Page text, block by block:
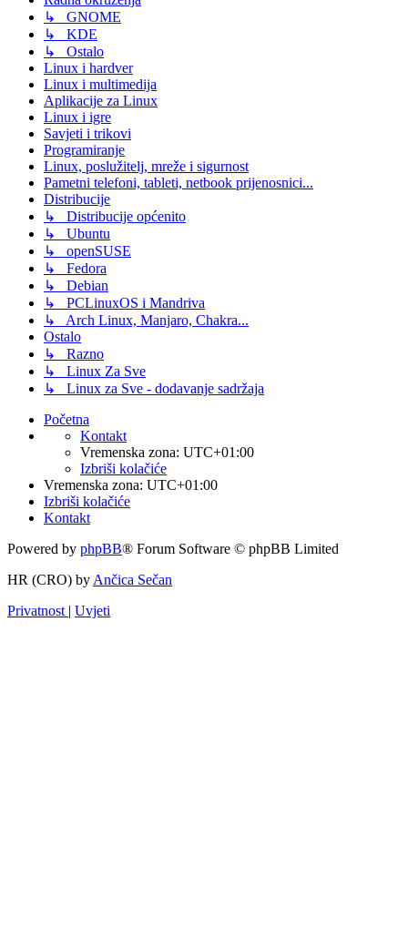
↳ GNOME
↳ KDE
↳ Ostalo
Linux i hardver
Linux i multimedija
Aplikacije za Linux
Linux i igre
Savjeti i trikovi
Programiranje
Linux, poslužitelj, mreže i sigurnost
Pametni telefoni, tableti, netbook prijenosnici...
Distribucije
↳ Distribucije općenito
↳ Ubuntu
↳ openSUSE
↳ Fedora
↳ Debian
↳ PCLinuxOS i Mandriva
↳ Arch Linux, Manjaro, Chakra...
Ostalo
↳ Razno
↳ Linux Za Sve
↳ Linux za Sve - dodavanje sadržaja
Početna
Kontakt
Vremenska zona: UTC+01:00
Izbriši kolačiće
Vremenska zona: UTC+01:00
Izbriši kolačiće
Kontakt
Powered by phpBB® Forum Software © phpBB Limited
HR (CRO) by Ančica Sečan
Privatnost | Uvjeti